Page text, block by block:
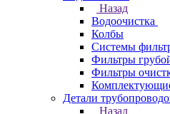
Назад
Водоочистка
Колбы
Системы
Фильтры
Фильтры
Детали
Назад